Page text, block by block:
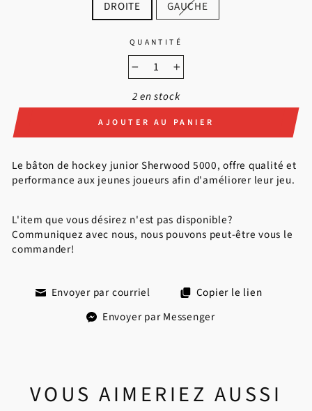
DROITE GAUCHE
QUANTITÉ
−
+
2 en stock
AJOUTER AU PANIER
Le bâton de hockey junior Sherwood 5000, offre qualité et
performance aux jeunes joueurs afin d'améliorer leur jeu.
L'item que vous désirez n'est pas disponible?
Communiquez avec nous, nous pouvons peut-être vous le
commander!
Envoyer par courriel
Copier le lien
Envoyer par Messenger
VOUS AIMERIEZ AUSSI